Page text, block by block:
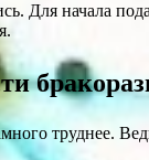
Для начала
труднее.